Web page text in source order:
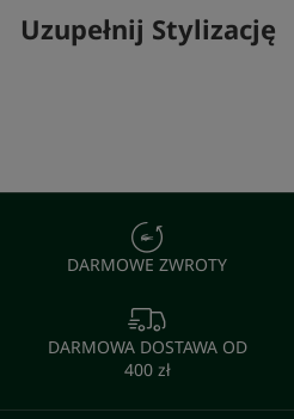
Uzupełnij Stylizację
DARMOWE ZWROTY
DARMOWA DOSTAWA OD
400 zł